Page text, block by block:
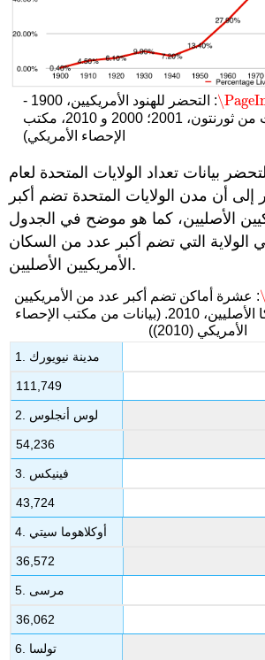
: التحضر للهنود الأمريكيين، 1900 -
2010. (بيانات من ثورنتون، 2001؛ 2000 و 2010، مكتب
الإحصاء الأمريكي)
بيانات تعداد الولايات المتحدة لعام
إلى أن مدن الولايات المتحدة تضم أكبر
الأصليين، كما هو موضح في الجدول
هي الولاية التي تضم أكبر عدد من السكان
الأمريكيين الأصليين.
: عشرة أماكن تضم أكبر عدد من الأمريكيين
الهنود أو سكان ألاسكا الأصليين، 2010. (بيانات من مكتب الإحصاء
الأمريكي (2010))
1. مدينة نيويورك
111,749
2. لوس أنجلوس
54,236
3. فينيكس
43,724
4. أوكلاهوما سيتي
36,572
5. مرسى
36,062
6. تولسا